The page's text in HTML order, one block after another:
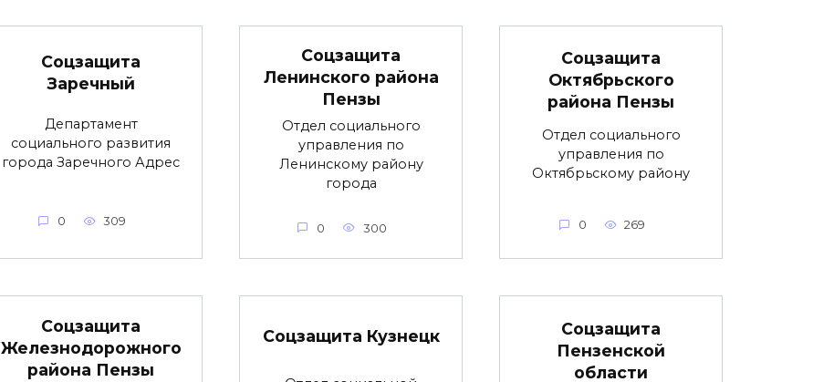
Соцзащита
Заречный
Департамент
социального развития
города Заречного Адрес
0 309
Соцзащита
Ленинского района
Пензы
Отдел социального
управления по
Ленинскому району
города
0 300
Соцзащита
Октябрьского
района Пензы
Отдел социального
управления по
Октябрьскому району
0 269
Соцзащита
Железнодорожного
района Пензы
Соцзащита Кузнецк
Соцзащита
Пензенской
области